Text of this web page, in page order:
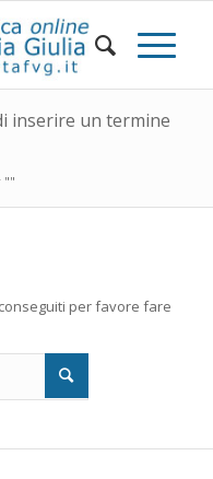
inserire un termine
""
per favore fare